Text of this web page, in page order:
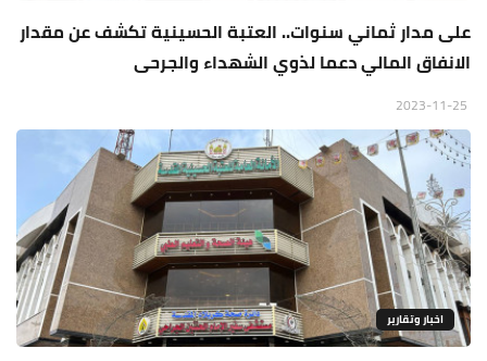
على مدار ثماني سنوات.. العتبة الحسينية تكشف عن مقدار
الانفاق المالي دعما لذوي الشهداء والجرحى
اخبار وتقارير